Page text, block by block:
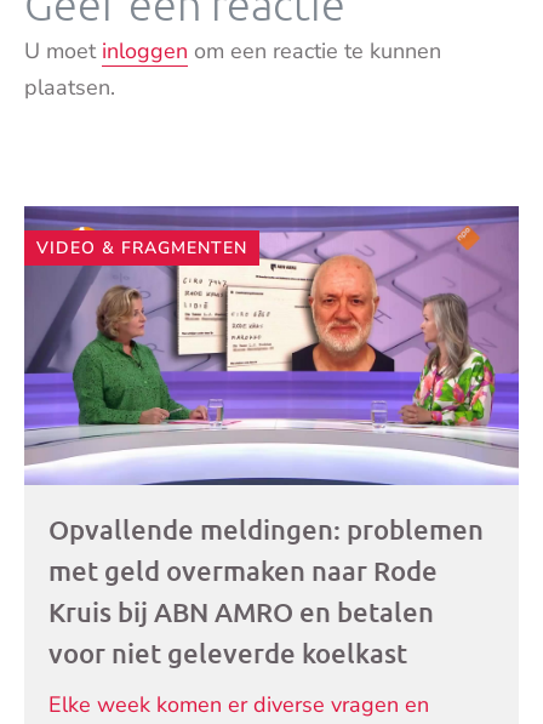
U moet inloggen om een reactie te kunnen
plaatsen.
Andere
artikelen
VIDEO & FRAGMENTEN
Opvallende meldingen: problemen
met geld overmaken naar Rode
Kruis bij ABN AMRO en betalen
voor niet geleverde koelkast
Elke week komen er diverse vragen en